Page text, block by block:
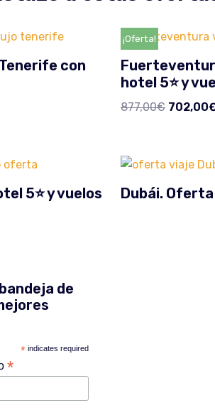
con
¡Oferta!
hotel 5⭐️ y
877,00€ 702,00
5⭐️ y vuelos Dubái.
de
*indicates required
*